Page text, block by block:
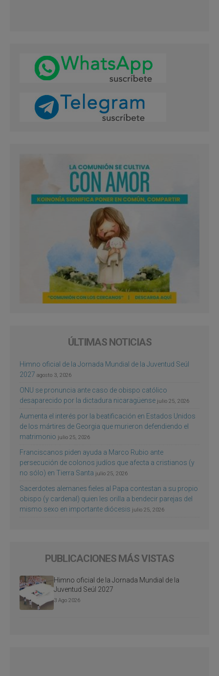
ÚLTIMAS NOTICIAS
Himno oficial de la Jornada Mundial de la Juventud Seúl
2027 agosto 3, 2026
ONU se pronuncia ante caso de obispo católico
desaparecido por la dictadura nicaragüense julio 25, 2026
Aumenta el interés por la beatificación en Estados Unidos
de los mártires de Georgia que murieron defendiendo el
matrimonio julio 25, 2026
Franciscanos piden ayuda a Marco Rubio ante
persecución de colonos judíos que afecta a cristianos (y
no sólo) en Tierra Santa julio 25, 2026
Sacerdotes alemanes fieles al Papa contestan a su propio
obispo (y cardenal) quien les orilla a bendecir parejas del
mismo sexo en importante diócesis julio 25, 2026
PUBLICACIONES MÁS VISTAS
Himno oficial de la Jornada Mundial de la
Juventud Seúl 2027
3 Ago 2026